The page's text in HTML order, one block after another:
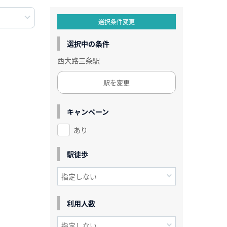
選択条件変更
選択中の条件
西大路三条駅
駅を変更
キャンペーン
あり
駅徒歩
利用人数